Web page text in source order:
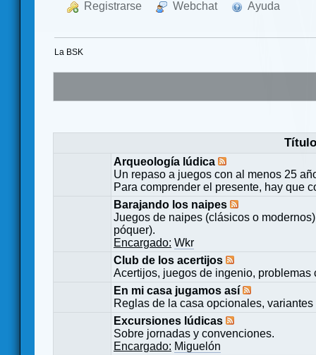
Registrarse Webchat Ayuda
La BSK
Título
Arqueología lúdica
Un repaso a juegos con al menos 25
Para comprender el presente, hay que
Barajando los naipes
Juegos de naipes (clásicos o
póquer).
Encargado: Wkr
Club de los acertijos
Acertijos, juegos de ingenio,
En mi casa jugamos así
Reglas de la casa opcionales,
Excursiones lúdicas
Sobre jornadas y convenciones.
Encargado: Miguelón